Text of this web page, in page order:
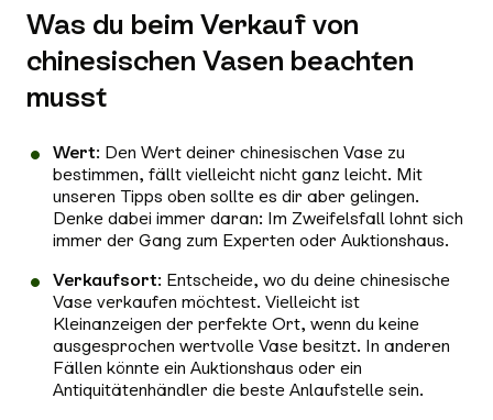
Was du beim Verkauf von
chinesischen Vasen beachten
musst
Wert: Den Wert deiner chinesischen Vase zu
bestimmen, fällt vielleicht nicht ganz leicht. Mit
unseren Tipps oben sollte es dir aber gelingen.
Denke dabei immer daran: Im Zweifelsfall lohnt sich
immer der Gang zum Experten oder Auktionshaus.
Verkaufsort: Entscheide, wo du deine chinesische
Vase verkaufen möchtest. Vielleicht ist
Kleinanzeigen der perfekte Ort, wenn du keine
ausgesprochen wertvolle Vase besitzt. In anderen
Fällen könnte ein Auktionshaus oder ein
Antiquitätenhändler die beste Anlaufstelle sein.